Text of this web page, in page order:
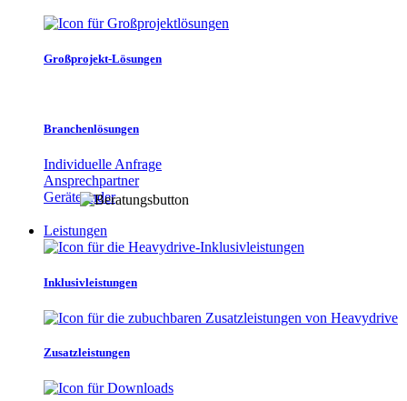
Großprojekt-Lösungen
Branchenlösungen
Individuelle Anfrage
Ansprechpartner
Gerätefinder
Leistungen
Inklusivleistungen
Zusatzleistungen